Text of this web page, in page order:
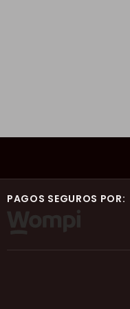
PAGOS SEGUROS POR: